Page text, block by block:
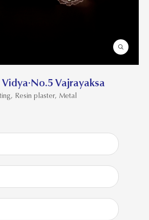
Vajrayaksa
Resin plaster, Metal